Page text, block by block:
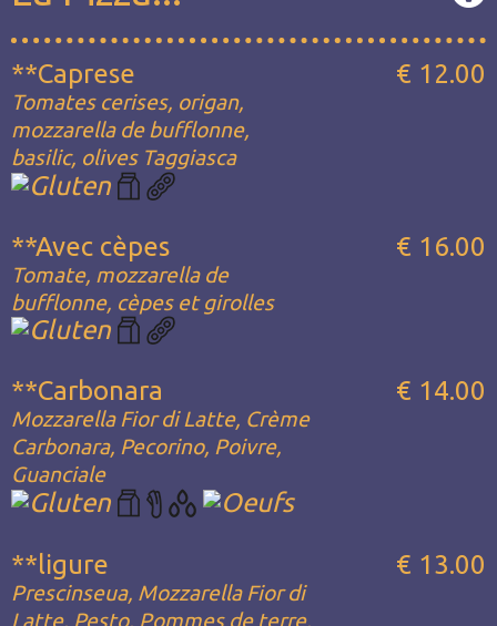
**Caprese
Tomates cerises, origan,
mozzarella de bufflonne,
basilic, olives Taggiasca
€ 12.00
**Avec cèpes
Tomate, mozzarella de
bufflonne, cèpes et girolles
€ 16.00
**Carbonara
Mozzarella Fior di Latte, Crème
Carbonara, Pecorino, Poivre,
Guanciale
€ 14.00
**ligure
Prescinseua, Mozzarella Fior di
Latte, Pesto, Pommes de terre,
€ 13.00